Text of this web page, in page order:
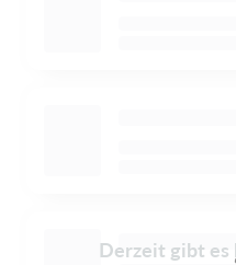
Derzeit gibt